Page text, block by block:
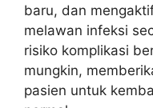
baru, dan
melawan infeksi
risiko komplikasi
mungkin,
pasien untuk